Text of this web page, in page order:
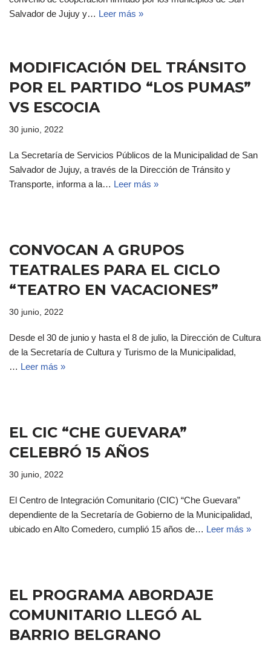
Salvador de Jujuy y… Leer más »
MODIFICACIÓN DEL TRÁNSITO
POR EL PARTIDO “LOS PUMAS”
VS ESCOCIA
30 junio, 2022
La Secretaría de Servicios Públicos de la Municipalidad de San
Salvador de Jujuy, a través de la Dirección de Tránsito y
Transporte, informa a la… Leer más »
CONVOCAN A GRUPOS
TEATRALES PARA EL CICLO
“TEATRO EN VACACIONES”
30 junio, 2022
Desde el 30 de junio y hasta el 8 de julio, la Dirección de Cultura
de la Secretaría de Cultura y Turismo de la Municipalidad,
… Leer más »
EL CIC “CHE GUEVARA”
CELEBRÓ 15 AÑOS
30 junio, 2022
El Centro de Integración Comunitario (CIC) “Che Guevara”
dependiente de la Secretaría de Gobierno de la Municipalidad,
ubicado en Alto Comedero, cumplió 15 años de… Leer más »
EL PROGRAMA ABORDAJE
COMUNITARIO LLEGÓ AL
BARRIO BELGRANO